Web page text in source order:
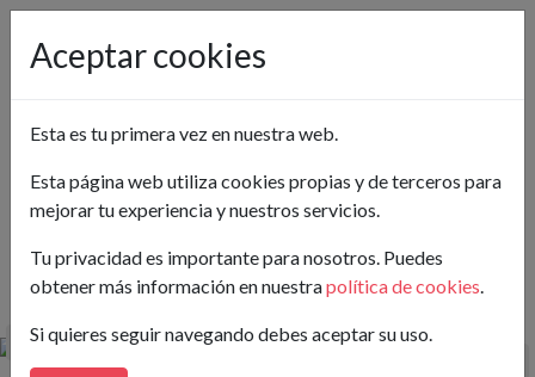
Hay publicados 1 Naves en Alquiler en Madrid
Aceptar cookies
Esta es tu primera vez en nuestra web.
Esta página web utiliza cookies propias y de terceros para
mejorar tu experiencia y nuestros servicios.
Tu privacidad es importante para nosotros. Puedes
obtener más información en nuestrapolítica de cookies.
Si quieres seguir navegando debes aceptar su uso.